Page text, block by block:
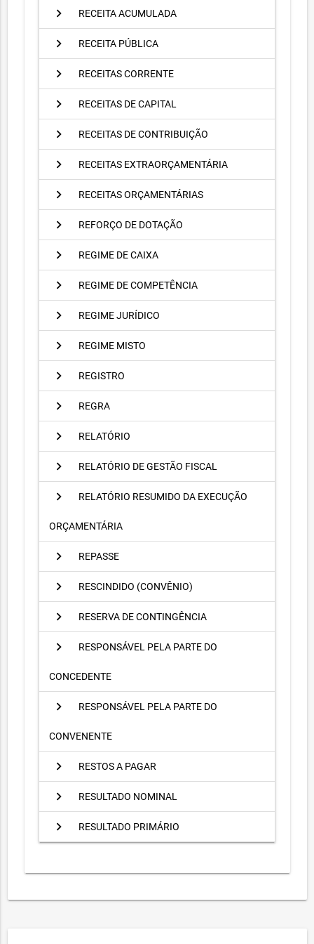
chevron_right RECEITA ACUMULADA
chevron_right RECEITA PÚBLICA
chevron_right RECEITAS CORRENTE
chevron_right RECEITAS DE CAPITAL
chevron_right RECEITAS DE CONTRIBUIÇÃO
chevron_right RECEITAS EXTRAORÇAMENTÁRIA
chevron_right RECEITAS ORÇAMENTÁRIAS
chevron_right REFORÇO DE DOTAÇÃO
chevron_right REGIME DE CAIXA
chevron_right REGIME DE COMPETÊNCIA
chevron_right REGIME JURÍDICO
chevron_right REGIME MISTO
chevron_right REGISTRO
chevron_right REGRA
chevron_right RELATÓRIO
chevron_right RELATÓRIO DE GESTÃO FISCAL
chevron_right RELATÓRIO RESUMIDO DA EXECUÇÃO
ORÇAMENTÁRIA
chevron_right REPASSE
chevron_right RESCINDIDO (CONVÊNIO)
chevron_right RESERVA DE CONTINGÊNCIA
chevron_right RESPONSÁVEL PELA PARTE DO
CONCEDENTE
chevron_right RESPONSÁVEL PELA PARTE DO
CONVENENTE
chevron_right RESTOS A PAGAR
chevron_right RESULTADO NOMINAL
chevron_right RESULTADO PRIMÁRIO